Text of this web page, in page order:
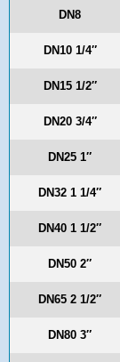
DN8
DN10 1/4″
DN15 1/2″
DN20 3/4″
DN25 1″
DN32 1 1/4″
DN40 1 1/2″
DN50 2″
DN65 2 1/2″
DN80 3″